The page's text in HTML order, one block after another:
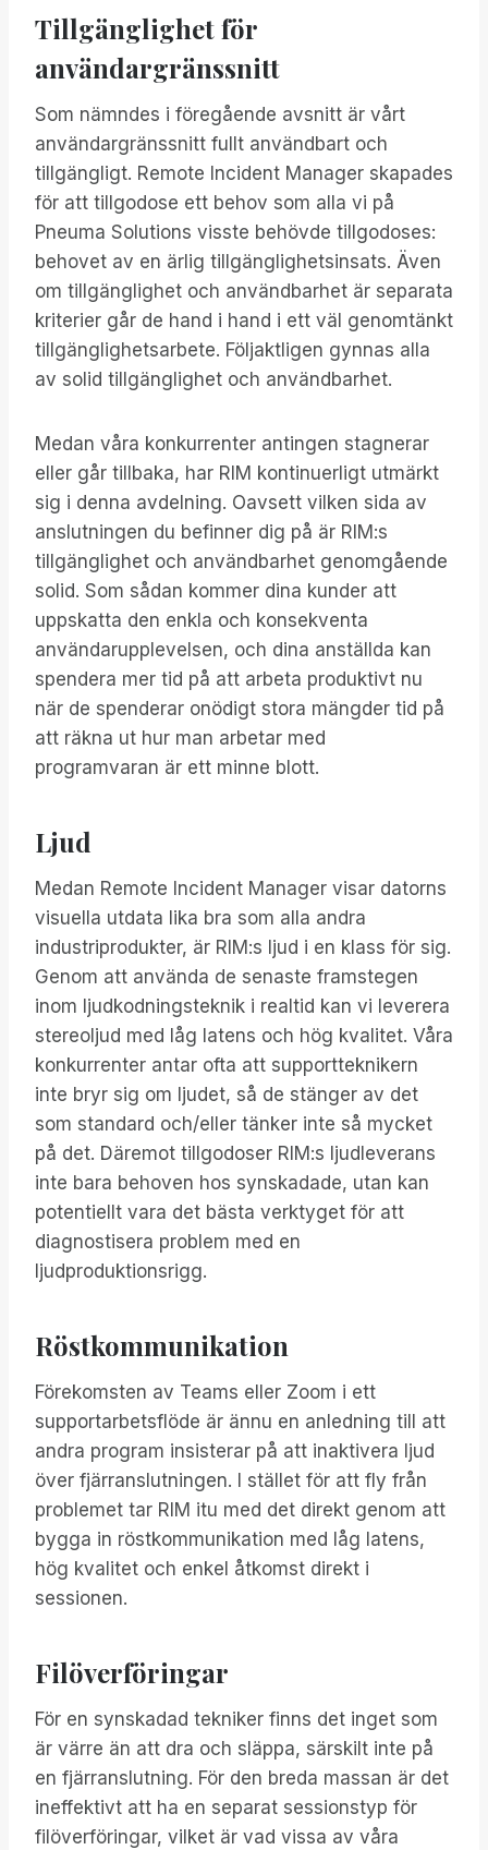
Tillgänglighet för
användargränssnitt
Som nämndes i föregående avsnitt är vårt
användargränssnitt fullt användbart och
tillgängligt. Remote Incident Manager skapades
för att tillgodose ett behov som alla vi på
Pneuma Solutions visste behövde tillgodoses:
behovet av en ärlig tillgänglighetsinsats. Även
om tillgänglighet och användbarhet är separata
kriterier går de hand i hand i ett väl genomtänkt
tillgänglighetsarbete. Följaktligen gynnas alla
av solid tillgänglighet och användbarhet.
Medan våra konkurrenter antingen stagnerar
eller går tillbaka, har RIM kontinuerligt utmärkt
sig i denna avdelning. Oavsett vilken sida av
anslutningen du befinner dig på är RIM:s
tillgänglighet och användbarhet genomgående
solid. Som sådan kommer dina kunder att
uppskatta den enkla och konsekventa
användarupplevelsen, och dina anställda kan
spendera mer tid på att arbeta produktivt nu
när de spenderar onödigt stora mängder tid på
att räkna ut hur man arbetar med
programvaran är ett minne blott.
Ljud
Medan Remote Incident Manager visar datorns
visuella utdata lika bra som alla andra
industriprodukter, är RIM:s ljud i en klass för sig.
Genom att använda de senaste framstegen
inom ljudkodningsteknik i realtid kan vi leverera
stereoljud med låg latens och hög kvalitet. Våra
konkurrenter antar ofta att supportteknikern
inte bryr sig om ljudet, så de stänger av det
som standard och/eller tänker inte så mycket
på det. Däremot tillgodoser RIM:s ljudleverans
inte bara behoven hos synskadade, utan kan
potentiellt vara det bästa verktyget för att
diagnostisera problem med en
ljudproduktionsrigg.
Röstkommunikation
Förekomsten av Teams eller Zoom i ett
supportarbetsflöde är ännu en anledning till att
andra program insisterar på att inaktivera ljud
över fjärranslutningen. I stället för att fly från
problemet tar RIM itu med det direkt genom att
bygga in röstkommunikation med låg latens,
hög kvalitet och enkel åtkomst direkt i
sessionen.
Filöverföringar
För en synskadad tekniker finns det inget som
är värre än att dra och släppa, särskilt inte på
en fjärranslutning. För den breda massan är det
ineffektivt att ha en separat sessionstyp för
filöverföringar, vilket är vad vissa av våra